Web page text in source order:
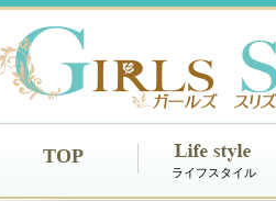
TOP
ライフスタイル